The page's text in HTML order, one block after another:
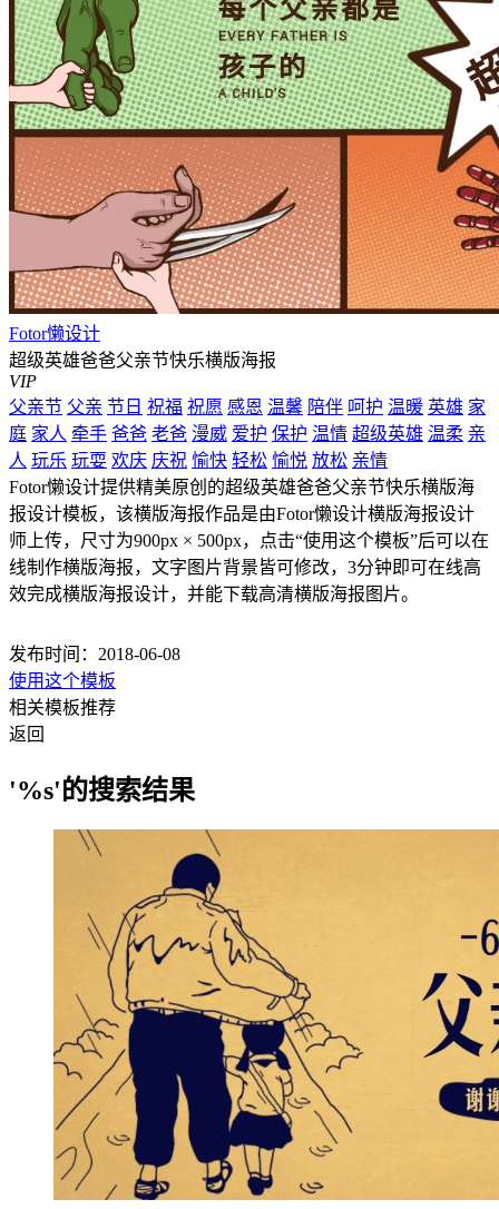
Fotor懒设计
超级英雄爸爸父亲节快乐横版海报
VIP
父亲节 父亲 节日 祝福 祝愿 感恩 温馨 陪伴 呵护 温暖 英雄 家
庭 家人 牵手 爸爸 老爸 漫威 爱护 保护 温情 超级英雄 温柔 亲
人 玩乐 玩耍 欢庆 庆祝 愉快 轻松 愉悦 放松 亲情
Fotor懒设计提供精美原创的超级英雄爸爸父亲节快乐横版海
报设计模板，该横版海报作品是由Fotor懒设计横版海报设计
师上传，尺寸为900px × 500px，点击“使用这个模板”后可以在
线制作横版海报，文字图片背景皆可修改，3分钟即可在线高
效完成横版海报设计，并能下载高清横版海报图片。
发布时间：2018-06-08
使用这个模板
相关模板推荐
返回
'%s'的搜索结果